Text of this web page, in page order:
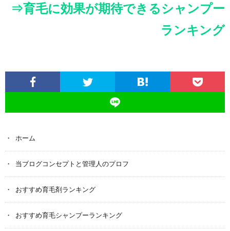
⇒育毛に効果が期待できるシャンプー
ランキング
ホーム
当ブログコンセプトと管理人のプロフ
おすすめ育毛剤ランキング
おすすめ育毛シャンプーランキング